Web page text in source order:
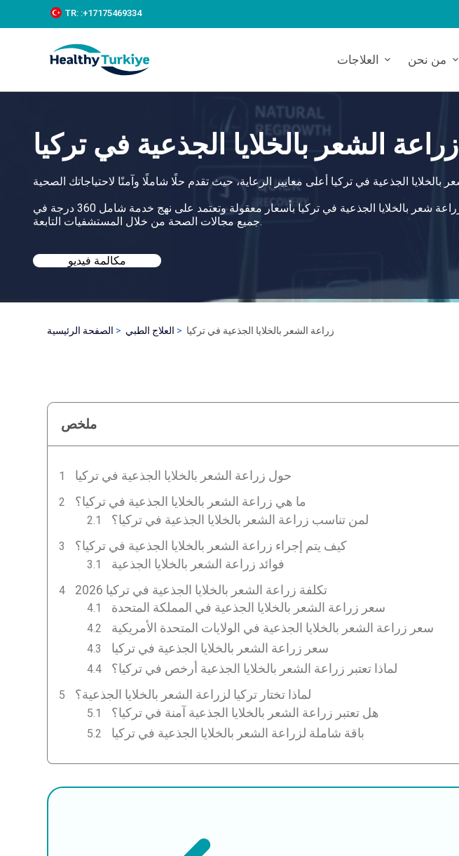
k
c
TR: :+‪17175469334‬
العلاجات من نحن
زراعة الشعر بالخلايا الجذعية في تركيا
تساعدك هيلثي تركيا في العثور على أفضل زراعة شعر بالخلايا الجذعية في تركيا بأسعار معقولة وتعتمد على نهج خدمة شامل 360 درجة في
جميع مجالات الصحة من خلال المستشفيات التابعة.
مكالمة فيديو
الصفحة الرئيسية العلاج الطبي زراعة الشعر بالخلايا الجذعية في تركيا
ملخص
حول زراعة الشعر بالخلايا الجذعية في تركيا
ما هي زراعة الشعر بالخلايا الجذعية في تركيا؟
لمن تناسب زراعة الشعر بالخلايا الجذعية في تركيا؟
كيف يتم إجراء زراعة الشعر بالخلايا الجذعية في تركيا؟
فوائد زراعة الشعر بالخلايا الجذعية
تكلفة زراعة الشعر بالخلايا الجذعية في تركيا 2026
سعر زراعة الشعر بالخلايا الجذعية في المملكة المتحدة
سعر زراعة الشعر بالخلايا الجذعية في الولايات المتحدة الأمريكية
سعر زراعة الشعر بالخلايا الجذعية في تركيا
لماذا تعتبر زراعة الشعر بالخلايا الجذعية أرخص في تركيا؟
لماذا تختار تركيا لزراعة الشعر بالخلايا الجذعية؟
هل تعتبر زراعة الشعر بالخلايا الجذعية آمنة في تركيا؟
باقة شاملة لزراعة الشعر بالخلايا الجذعية في تركيا